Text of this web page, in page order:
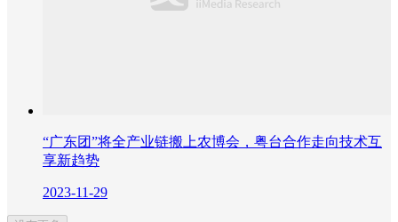
“广东团”将全产业链搬上农博会，粤台合作走向技术互
享新趋势
2023-11-29